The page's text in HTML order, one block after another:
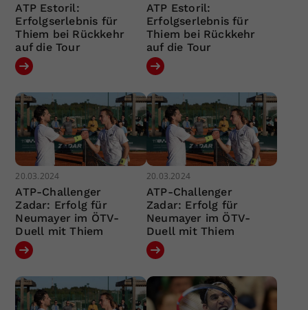
ATP Estoril:
Erfolgserlebnis für
Thiem bei Rückkehr
auf die Tour
ATP Estoril:
Erfolgserlebnis für
Thiem bei Rückkehr
auf die Tour
20.03.2024
ATP-Challenger
Zadar: Erfolg für
Neumayer im ÖTV-
Duell mit Thiem
20.03.2024
ATP-Challenger
Zadar: Erfolg für
Neumayer im ÖTV-
Duell mit Thiem